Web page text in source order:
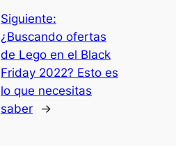
Siguiente:
¿Buscando ofertas
de Lego en el Black
Friday 2022? Esto es
lo que necesitas
saber
→